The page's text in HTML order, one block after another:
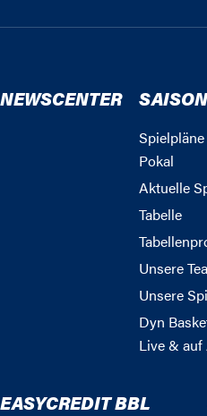
NEWSCENTER SAISON
Pokal
Aktuelle
Tabelle
Unsere
Unsere
Dyn
Live &
EASYCREDIT BBL